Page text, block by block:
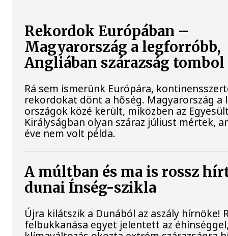
Rekordok Európában –
Magyarország a legforróbb,
Angliában szárazság tombol
Rá sem ismerünk Európára,
rekordokat dönt a hőség. Magyarország
országok közé került, miközben az
Királyságban olyan száraz júliust mértek,
éve nem volt példa.
A múltban és ma is rossz
dunai Ínség-szikla
Újra kilátszik a Dunából az aszály hírnöke!
felbukkanása egyet jelentett az